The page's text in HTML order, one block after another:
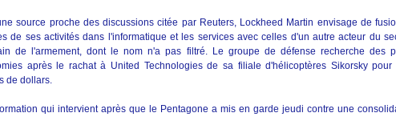
source proche des discussions citée par Reuters, Lockheed Martin envisage de
de ses activités dans l'informatique et les services avec celles d'un autre acteur du
de l'armement, dont le nom n'a pas filtré. Le groupe de défense recherche des
après le rachat à United Technologies de sa filiale d'hélicoptères Sikorsky pour
de dollars.
qui intervient après que le Pentagone a mis en garde jeudi contre une